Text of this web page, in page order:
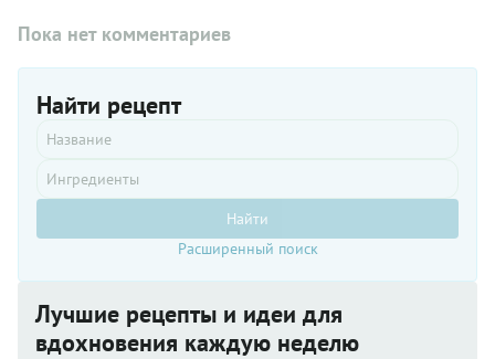
рисом,
или
картофельным
пюре.
Пока нет комментариев
Найти рецепт
Найти
Расширенный поиск
Лучшие рецепты и идеи для
вдохновения каждую неделю